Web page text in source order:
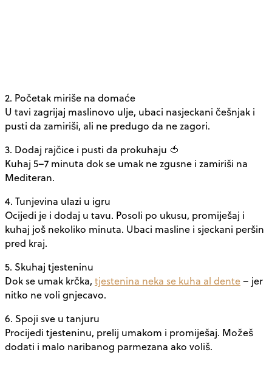
2. Početak miriše na domaće
U tavi zagrijaj maslinovo ulje, ubaci nasjeckani češnjak i
pusti da zamiriši, ali ne predugo da ne zagori.
3. Dodaj rajčice i pusti da prokuhaju 🍅
Kuhaj 5–7 minuta dok se umak ne zgusne i zamiriši na
Mediteran.
4. Tunjevina ulazi u igru
Ocijedi je i dodaj u tavu. Posoli po ukusu, promiješaj i
kuhaj još nekoliko minuta. Ubaci masline i sjeckani peršin
pred kraj.
5. Skuhaj tjesteninu
Dok se umak krčka, tjestenina neka se kuha al dente– jer
nitko ne voli gnjecavo.
6. Spoji sve u tanjuru
Procijedi tjesteninu, prelij umakom i promiješaj. Možeš
dodati i malo naribanog parmezana ako voliš.